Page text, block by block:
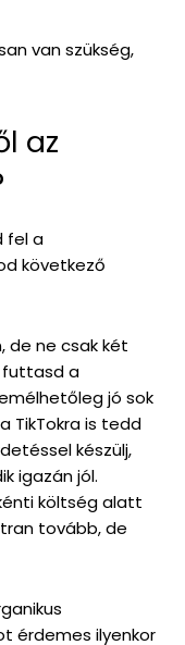
van szükség,
az
fel a
következő
de ne csak két
futtasd a
jó sok
TikTokra is tedd
készülj,
igazán jól.
költség alatt
tovább, de
érdemes ilyenkor